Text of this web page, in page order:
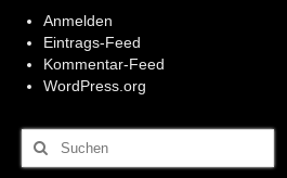
Anmelden
Eintrags-Feed
Kommentar-Feed
WordPress.org
Suchen
nach: